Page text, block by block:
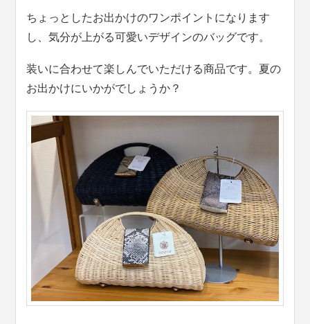
ちょっとしたお出かけのワンポイントになります
し、気分が上がる可愛いデザインのバッグです。
装いに合わせて楽しんでいただける商品です。夏の
お出かけにいかがでしょうか？